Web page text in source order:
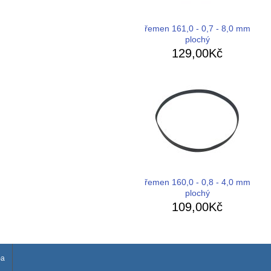
řemen 161,0 - 0,7 - 8,0 mm
plochý
129,00Kč
řemen 160,0 - 0,8 - 4,0 mm
plochý
109,00Kč